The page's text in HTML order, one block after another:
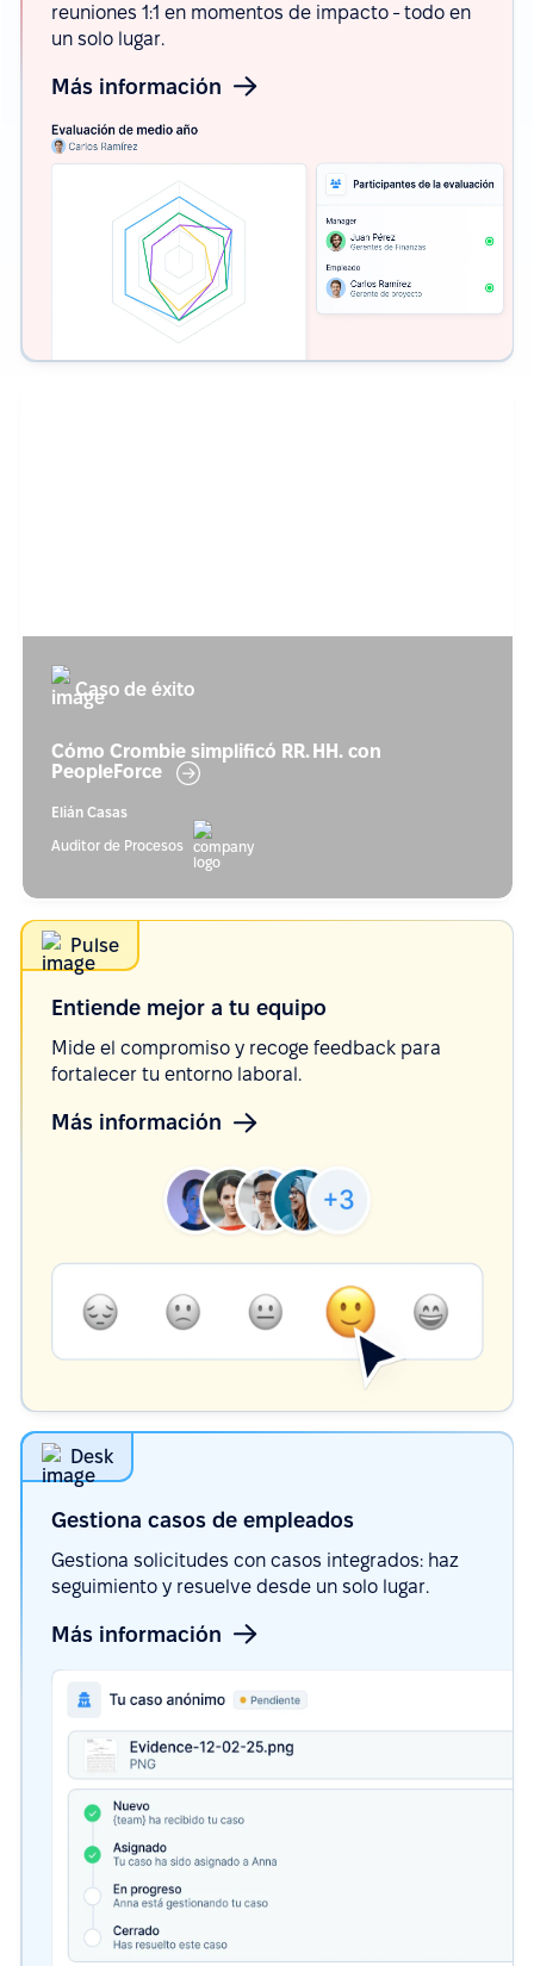
reuniones 1:1 en momentos de impacto - todo en
un solo lugar.
Más información
Caso de éxito
Cómo Crombie simplificó RR. HH. con
PeopleForce
Elián Casas
Auditor de Procesos
Pulse
Entiende mejor a tu equipo
Mide el compromiso y recoge feedback para
fortalecer tu entorno laboral.
Más información
Desk
Gestiona casos de empleados
Gestiona solicitudes con casos integrados: haz
seguimiento y resuelve desde un solo lugar.
Más información